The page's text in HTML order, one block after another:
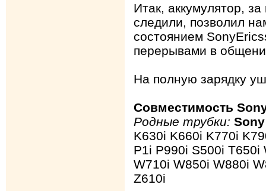
Итак, аккумулятор,
следили, позволил
состоянием
перерывами в
На полную зарядку
Совместимость
Родные трубки:
K630i K660i K770i
P1i P990i S500i T650i
W710i W850i W880i
Z610i